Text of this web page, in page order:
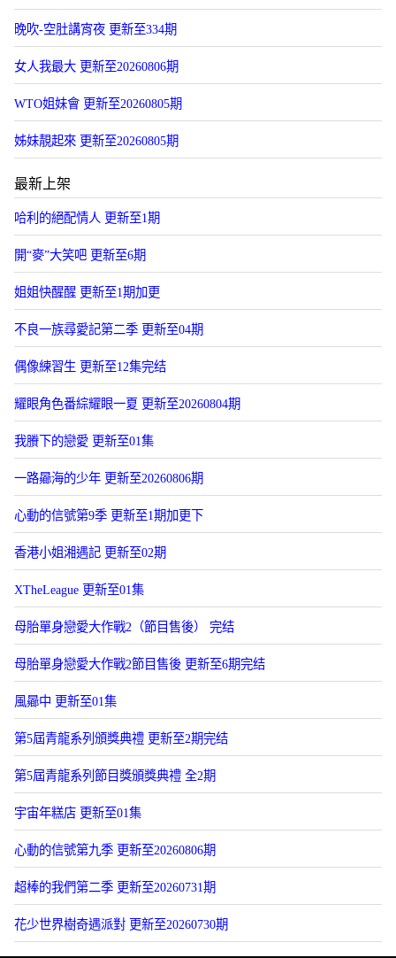
晚吹-空肚講宵夜 更新至334期
女人我最大 更新至20260806期
WTO姐妹會 更新至20260805期
姊妹靚起來 更新至20260805期
最新上架
哈利的絕配情人 更新至1期
開“麥”大笑吧 更新至6期
姐姐快醒醒 更新至1期加更
不良一族尋愛記第二季 更新至04期
偶像練習生 更新至12集完结
耀眼角色番綜耀眼一夏 更新至20260804期
我賸下的戀愛 更新至01集
一路曏海的少年 更新至20260806期
心動的信號第9季 更新至1期加更下
香港小姐湘遇記 更新至02期
XTheLeague 更新至01集
母胎單身戀愛大作戰2（節目售後） 完结
母胎單身戀愛大作戰2節目售後 更新至6期完结
風曏中 更新至01集
第5屆青龍系列頒獎典禮 更新至2期完结
第5屆青龍系列節目獎頒獎典禮 全2期
宇宙年糕店 更新至01集
心動的信號第九季 更新至20260806期
超棒的我們第二季 更新至20260731期
花少世界樹奇遇派對 更新至20260730期